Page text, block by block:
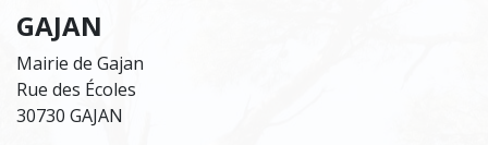
GAJAN
Mairie de Gajan
Rue des Écoles
30730 GAJAN